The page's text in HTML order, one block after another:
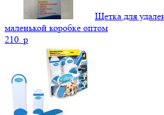
Щетка для
маленькой коробке оптом
210. p